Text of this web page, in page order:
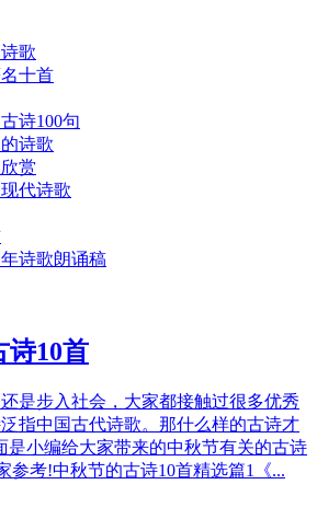
歌
十首
诗100句
诗歌
赏
代诗歌
诗歌朗诵稿
诗10首
是步入社会，大家都接触过很多优秀
指中国古代诗歌。那什么样的古诗才
是小编给大家带来的中秋节有关的古诗
参考!中秋节的古诗10首精选篇1《...